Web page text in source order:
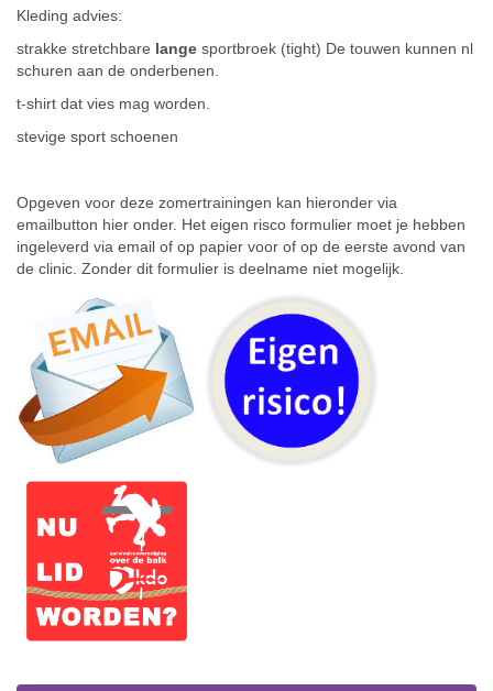
Kleding advies:
strakke stretchbare lange sportbroek (tight) De touwen kunnen nl
schuren aan de onderbenen.
t-shirt dat vies mag worden.
stevige sport schoenen
Opgeven voor deze zomertrainingen kan hieronder via
emailbutton hier onder. Het eigen risco formulier moet je hebben
ingeleverd via email of op papier voor of op de eerste avond van
de clinic. Zonder dit formulier is deelname niet mogelijk.